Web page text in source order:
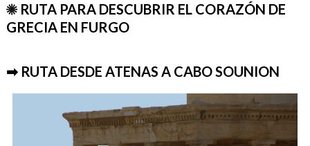
☀ RUTA PARA DESCUBRIR EL CORAZÓN DE
GRECIA EN FURGO
➡ RUTA DESDE ATENAS A CABO SOUNION